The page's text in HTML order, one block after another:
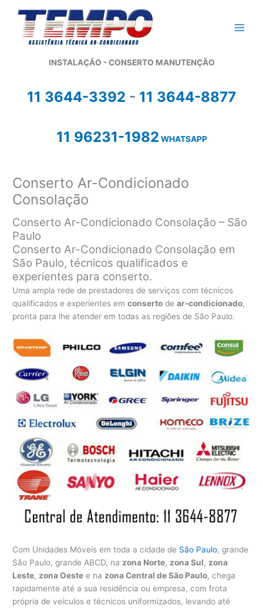
conteúdo
INSTALAÇÃO - CONSERTO MANUTENÇÃO
11 3644-3392 - 11 3644-8877
11 96231-1982 WHATSAPP
Conserto Ar-Condicionado
Consolação
Conserto Ar-Condicionado Consolação – São
Paulo
Conserto Ar-Condicionado Consolação em
São Paulo, técnicos qualificados e
experientes para conserto.
Uma ampla rede de prestadores de serviços com técnicos
qualificados e experientes emconserto dear-condicionado,
pronta para lhe atender em todas as regiões de São Paulo.
Com Unidades Móveis em toda a cidade de São Paulo, grande
São Paulo, grande ABCD, na zona Norte, zona Sul, zona
Leste, zona Oeste e na zona Central de São Paulo, chega
rapidamente até a sua residência ou empresa, com frota
própria de veículos e técnicos uniformizados, levando até